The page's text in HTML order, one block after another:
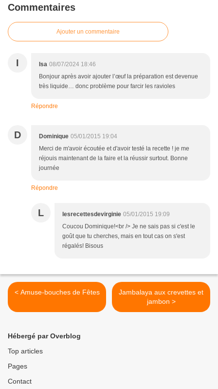
Commentaires
Ajouter un commentaire
I Isa 08/07/2024 18:46
Bonjour après avoir ajouter l’œuf la préparation est devenue
très liquide… donc problème pour farcir les ravioles
Répondre
D Dominique 05/01/2015 19:04
Merci de m'avoir écoutée et d'avoir testé la recette ! je me
réjouis maintenant de la faire et la réussir surtout. Bonne
journée
Répondre
L lesrecettesdevirginie 05/01/2015 19:09
Coucou Dominique!<br /> Je ne sais pas si c'est le
goût que tu cherches, mais en tout cas on s'est
régalés! Bisous
< Amuse-bouches de Fêtes
Jambalaya aux crevettes et
jambon >
Hébergé par Overblog
Top articles
Pages
Contact